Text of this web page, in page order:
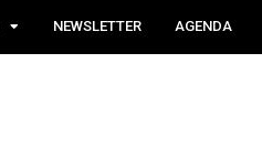
NEWSLETTER AGENDA